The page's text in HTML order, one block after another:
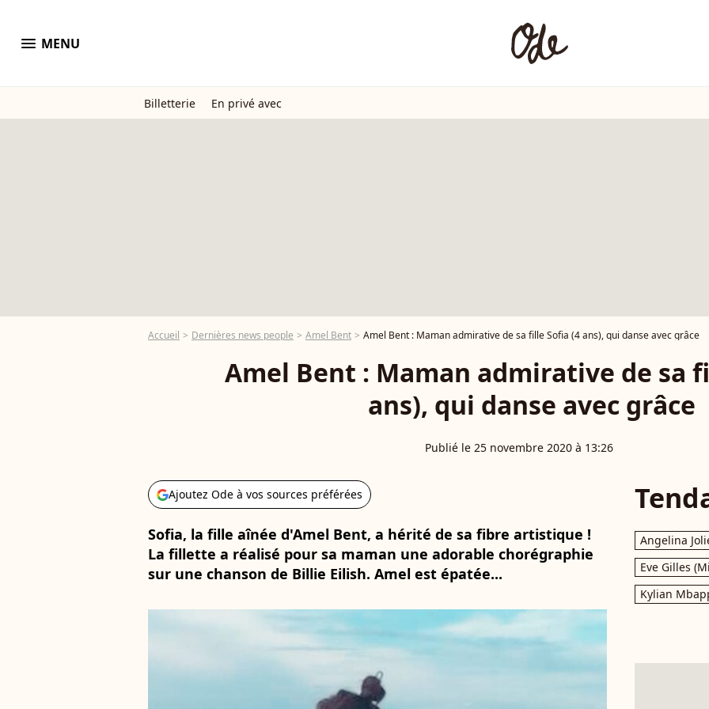
menu MENU
Billetterie En privé avec
Accueil Dernières news people Amel Bent Amel Bent : Maman admirative de sa fille Sofia (4 ans), qui danse avec grâce
Amel Bent : Maman admirative de sa
ans), qui danse avec grâce
Publié le 25 novembre 2020 à 13:26
Ajoutez Ode à vos sources préférées
Sofia, la fille aînée d'Amel Bent, a hérité de sa fibre artistique !
La fillette a réalisé pour sa maman une adorable chorégraphie
sur une chanson de Billie Eilish. Amel est épatée...
Angelina
Eve Gilles
Kylian